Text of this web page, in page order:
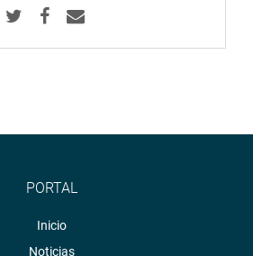
PORTAL
Inicio
Noticias